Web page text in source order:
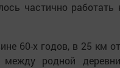
частично
60-х годов, в 25 км
между родной